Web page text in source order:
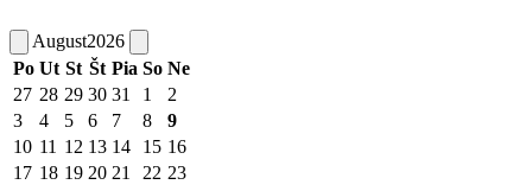
August2026
Po Ut St Št Pia So Ne
27 28 29 30 31 1
2
3
4 5 6 7 8
9
10 11 12 13 14 15 16
17 18 19 20 21 22 23